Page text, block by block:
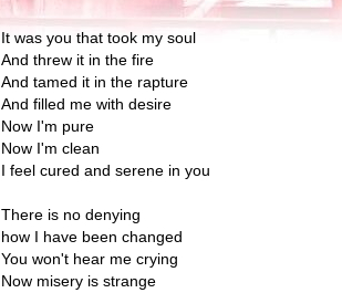
It was you that took my soul
And threw it in the fire
And tamed it in the rapture
And filled me with desire
Now I'm pure
Now I'm clean
I feel cured and serene in you
There is no denying
how I have been changed
You won't hear me crying
Now misery is strange